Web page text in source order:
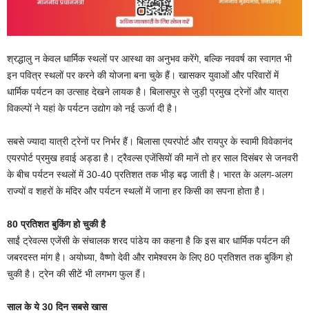
श्रद्धालु न केवल धार्मिक स्थलों पर आस्था का अनुभव करेंगे, बल्कि नववर्ष का स्वागत भी
इन पवित्र स्थलों पर करने की योजना बना चुके हैं। खासकर युवाओं और परिवारों में
धार्मिक पर्यटन का उत्साह देखने लायक है। बिलासपुर से जुड़ी प्रमुख ट्रेनों और यात्रा
विकल्पों ने यहां के पर्यटन उद्योग को नई ऊर्जा दी है।
सबसे ज्यादा यात्री ट्रेनों पर निर्भर हैं। बिलासा एयरपोर्ट और रायपुर के स्वामी विवेकानंद
एयरपोर्ट प्रमुख हवाई अड्डा है। ट्रैवल्स एजेंसियों की मानें तो हर साल दिसंबर से जनवरी
के बीच पर्यटन स्थलों में 30-40 प्रतिशत तक भीड़ बढ़ जाती है। भारत के अलग-अलग
राज्यों व शहरों के मंदिर और पर्यटन स्थलों में जाना हर किसी का सपना होता है।
80 प्रतिशत बुकिंग हो चुकी है
साईं ट्रेवल्स एजेंसी के संचालक शरद पांडेय का कहना है कि इस बार धार्मिक पर्यटन की
जबरदस्त मांग है। अयोध्या, वैष्णो देवी और रामेश्वरम के लिए 80 प्रतिशत तक बुकिंग हो
चुकी है। ट्रेन की सीटें भी लगभग फुल हैं।
साल के ये 30 दिन सबसे खास